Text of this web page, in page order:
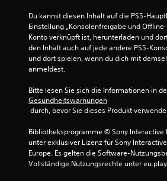
Du kannst diesen Inhalt auf die PS5-
Einstellung „Konsolenfreigabe und
Konto verknüpft ist, herunterladen und
den Inhalt auch auf jede andere PS5-
und dort spielen, wenn du dich mit
anmeldest.
Bitte lesen Sie sich die Informationen in
Gesundheitswarnungen
durch, bevor Sie dieses Produkt
Bibliotheksprogramme © Sony Interactive
unter exklusiver Lizenz für Sony
Europe. Es gelten die Software-
Vollständige Nutzungsrechte unter